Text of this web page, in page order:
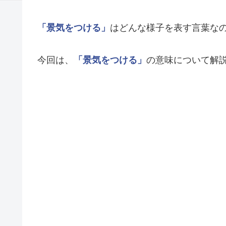
「景気をつける」 はどんな様子を表す言葉な
今回は、 「景気をつける」 の意味について解